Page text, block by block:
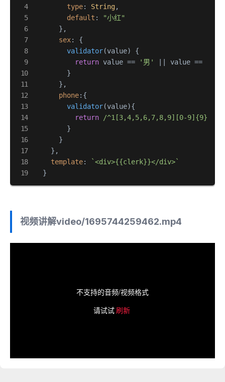
type: String,
default :
"小红"
      },
sex: {
validator(value) {
return value == '男' || value ==
        }
      },
phone:{
validator(value){
return
/^1[3,4,5,6,7,8,9][0-9]{9}$/
        }
      }
    },
template:
`<div>{{clerk}}</div>`
  }
视频讲解video/1695744259462.mp4
不支持的音频/视频格式
请试试 刷新